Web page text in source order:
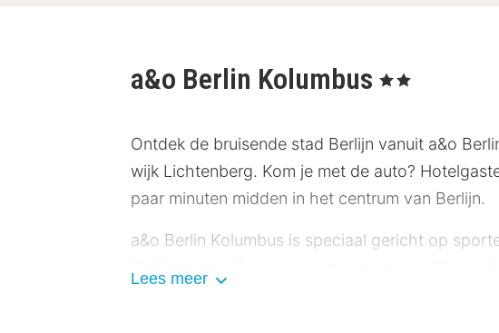
a&o Berlin Kolumbus , 2 Sterren
Ontdek de bruisende stad Berlijn vanuit a&o
wijk Lichtenberg. Kom je met de auto?
paar minuten midden in het centrum van Berlijn.
a&o Berlin Kolumbus is speciaal gericht op
Lees meer